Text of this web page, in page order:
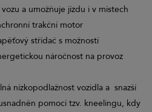
a umožňuje jízdu i v místech
trakční motor
střídač s možností
náročnost na provoz
nízkopodlažnost vozidla a snazší
pomocí tzv. kneelingu, kdy